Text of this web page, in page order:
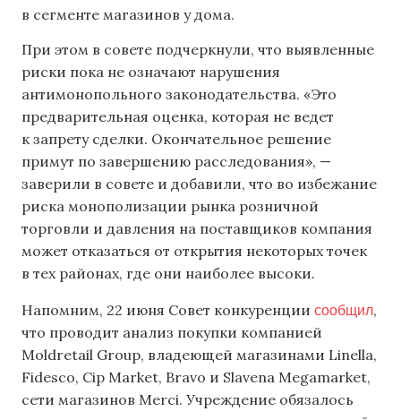
в сегменте магазинов у дома.
При этом в совете подчеркнули, что выявленные
риски пока не означают нарушения
антимонопольного законодательства. «Это
предварительная оценка, которая не ведет
к запрету сделки. Окончательное решение
примут по завершению расследования», —
заверили в совете и добавили, что во избежание
риска монополизации рынка розничной
торговли и давления на поставщиков компания
может отказаться от открытия некоторых точек
в тех районах, где они наиболее высоки.
Напомним, 22 июня Совет конкуренции сообщил,
что проводит анализ покупки компанией
Moldretail Group, владеющей магазинами Linella,
Fidesco, Cip Market, Bravo и Slavena Megamarket,
сети магазинов Merci. Учреждение обязалось